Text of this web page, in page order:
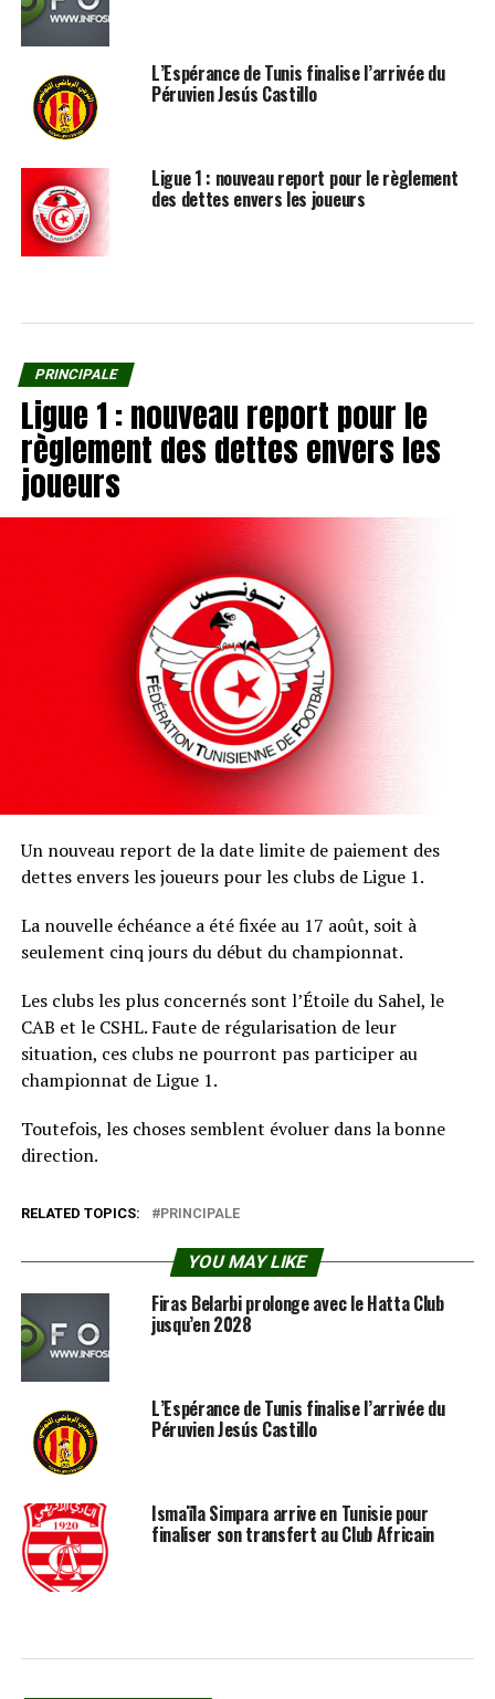
L’Espérance de Tunis finalise l’arrivée du
Péruvien Jesús Castillo
Ligue 1 : nouveau report pour le règlement
des dettes envers les joueurs
PRINCIPALE
Ligue 1 : nouveau report pour le
règlement des dettes envers les
joueurs
Un nouveau report de la date limite de paiement des
dettes envers les joueurs pour les clubs de Ligue 1.
La nouvelle échéance a été fixée au 17 août, soit à
seulement cinq jours du début du championnat.
Les clubs les plus concernés sont l’Étoile du Sahel, le
CAB et le CSHL. Faute de régularisation de leur
situation, ces clubs ne pourront pas participer au
championnat de Ligue 1.
Toutefois, les choses semblent évoluer dans la bonne
direction.
RELATED TOPICS: PRINCIPALE
YOU MAY LIKE
Firas Belarbi prolonge avec le Hatta Club
jusqu’en 2028
L’Espérance de Tunis finalise l’arrivée du
Péruvien Jesús Castillo
Ismaïla Simpara arrive en Tunisie pour
finaliser son transfert au Club Africain